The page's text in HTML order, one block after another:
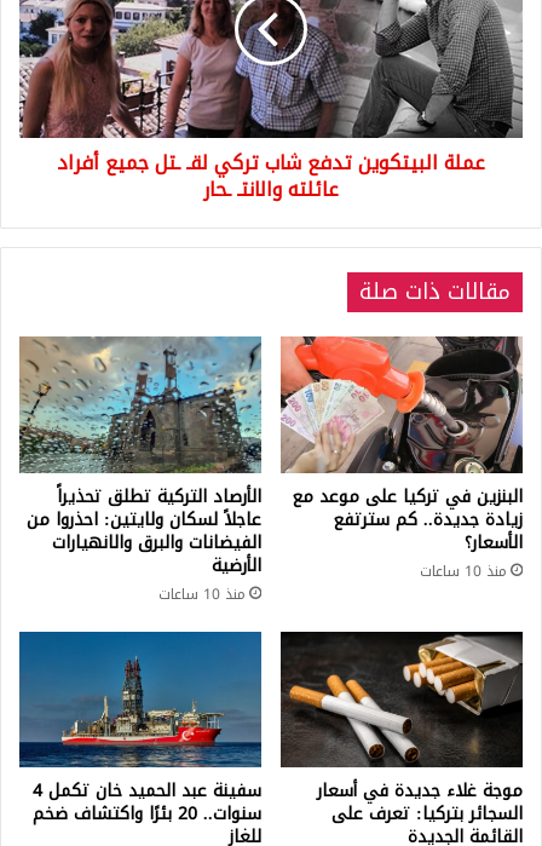
شاب
تركي
لقـ
ـتل
جميع
أفراد
عملة البيتكوين تدفع شاب تركي لقـ ـتل جميع أفراد
عائلته والانتـ ـحار
مقالات ذات صلة
البنزين في تركيا على موعد مع
زيادة جديدة.. كم سترتفع
الأسعار؟
منذ 10 ساعات
الأرصاد التركية تطلق تحذيراً
عاجلاً لسكان ولايتين: احذروا من
الفيضانات والبرق والانهيارات
الأرضية
منذ 10 ساعات
موجة غلاء جديدة في أسعار
السجائر بتركيا: تعرف على
القائمة الجديدة
سفينة عبد الحميد خان تكمل 4
سنوات.. 20 بئرًا واكتشاف ضخم
للغاز